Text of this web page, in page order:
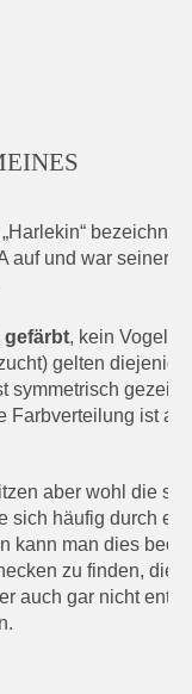
auf und war
gefärbt, kein Vogel
gelten
symmetrisch
Farbverteilung ist
aber wohl die
sich häufig durch
kann man dies
zu finden, die
auch gar nicht